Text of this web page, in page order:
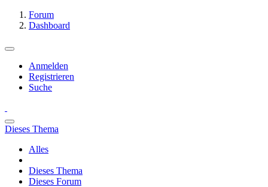
Forum
Dashboard
Anmelden
Registrieren
Suche
Dieses Thema
Alles
Dieses Thema
Dieses Forum